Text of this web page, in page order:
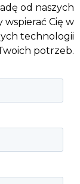
od naszych
wspierać Cię w
technologii
potrzeb.